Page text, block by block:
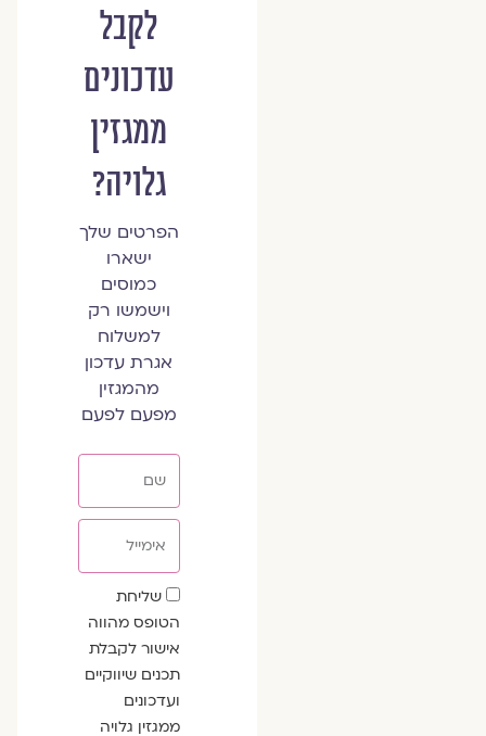
לקבל
עדכונים
ממגזין
גלויה?
הפרטים שלך
ישארו
כמוסים
וישמשו רק
למשלוח
אגרת עדכון
מהמגזין
מפעם לפעם
שדה
הסכמה
שליחת
הטופס מהווה
אישור לקבלת
תכנים שיווקיים
ועדכונים
ממגזין גלויה